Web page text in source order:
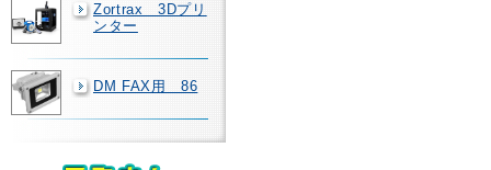
Zortrax 3Dプリ
ンター
DM FAX用 86